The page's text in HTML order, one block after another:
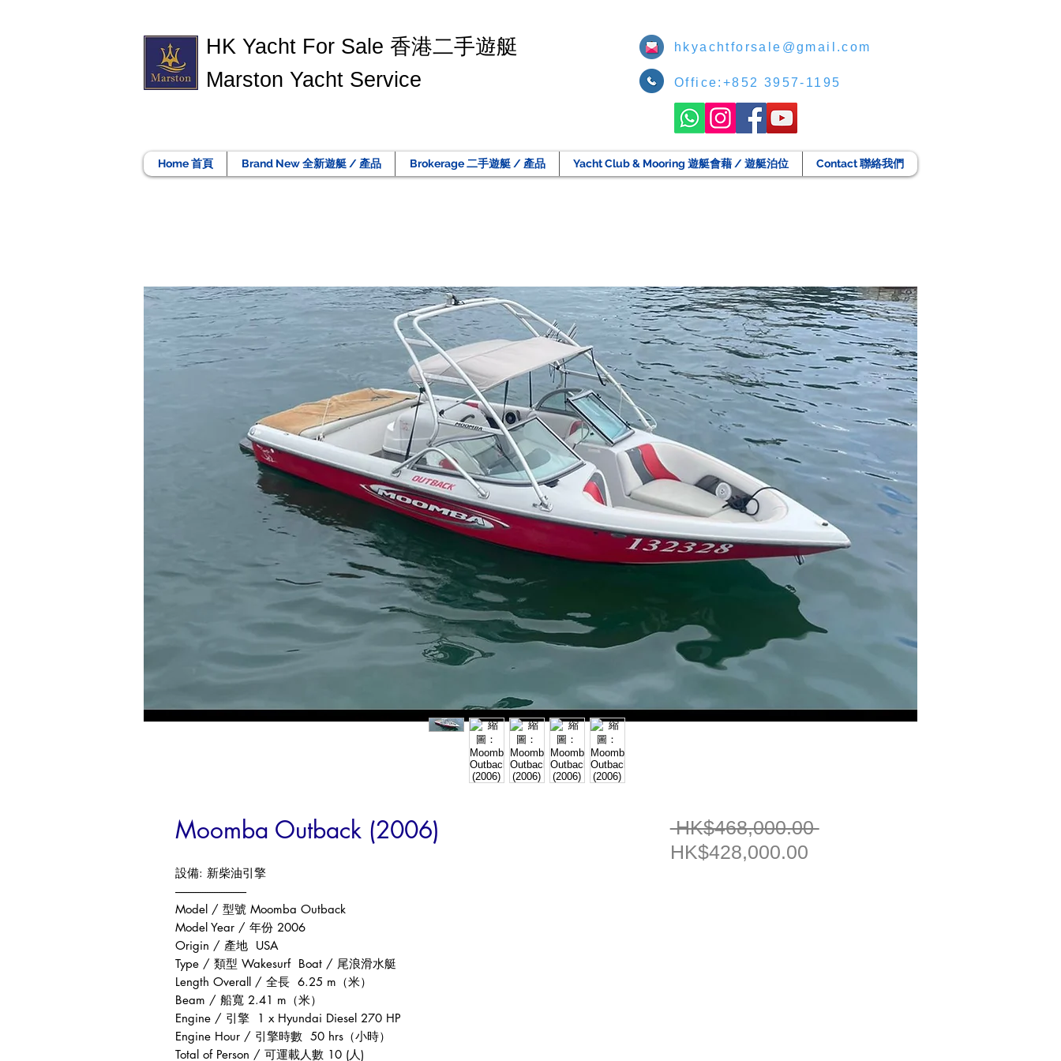
​HK Yacht For Sale 香港二手遊艇
Marston Yacht Service
hkyachtforsale@gmail.com
Office:+852 3957-1195
Home 首頁 Brand New 全新遊艇 / 產品 Brokerage 二手遊艇 / 產品 Yacht Club & Mooring 遊艇會藉 / 遊艇泊位 Contact 聯絡我們
Moomba Outback (2006)
設備: 新柴油引擎
------------------------------
Model / 型號 Moomba Outback
Model Year / 年份 2006
Origin / 產地 USA
Type / 類型 Wakesurf Boat / 尾浪滑水艇
Length Overall / 全長 6.25 m （米）
Beam / 船寬 2.41 m （米）
Engine / 引擎 1 x Hyundai Diesel 270 HP
Engine Hour / 引擎時數 50 hrs （小時）
Total of Person / 可運載人數 10 (人)
HK$468,000.00 一
HK$428,000.00促